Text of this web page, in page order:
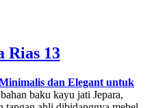
Rias 13
dan Elegant untuk
baku kayu jati Jepara,